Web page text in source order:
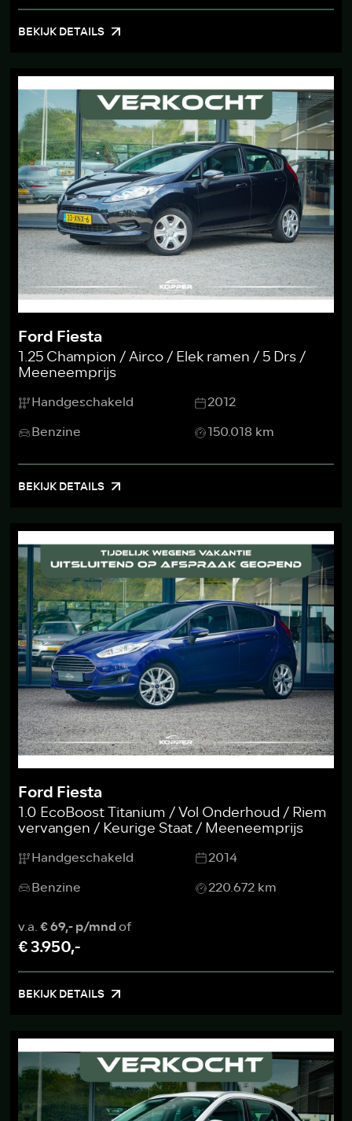
BEKIJK DETAILS
Ford Fiesta
1.25 Champion / Airco / Elek ramen / 5 Drs /
Meeneemprijs
Handgeschakeld
2012
Benzine
150.018 km
BEKIJK DETAILS
Ford Fiesta
1.0 EcoBoost Titanium / Vol Onderhoud / Riem
vervangen / Keurige Staat / Meeneemprijs
Handgeschakeld
2014
Benzine
220.672 km
v.a.€ 69,- p/mndof
€ 3.950,-
BEKIJK DETAILS